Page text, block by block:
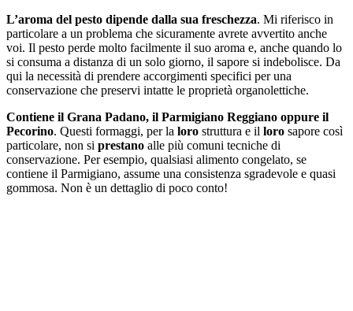
L’aroma del pesto dipende dalla sua freschezza. Mi riferisco in
particolare a un problema che sicuramente avrete avvertito anche
voi. Il pesto perde molto facilmente il suo aroma e, anche quando lo
si consuma a distanza di un solo giorno, il sapore si indebolisce. Da
qui la necessità di prendere accorgimenti specifici per una
conservazione che preservi intatte le proprietà organolettiche.
Contiene il Grana Padano, il Parmigiano Reggiano oppure il
Pecorino. Questi formaggi, per la loro struttura e il loro sapore così
particolare, non si prestano alle più comuni tecniche di
conservazione. Per esempio, qualsiasi alimento congelato, se
contiene il Parmigiano, assume una consistenza sgradevole e quasi
gommosa. Non è un dettaglio di poco conto!